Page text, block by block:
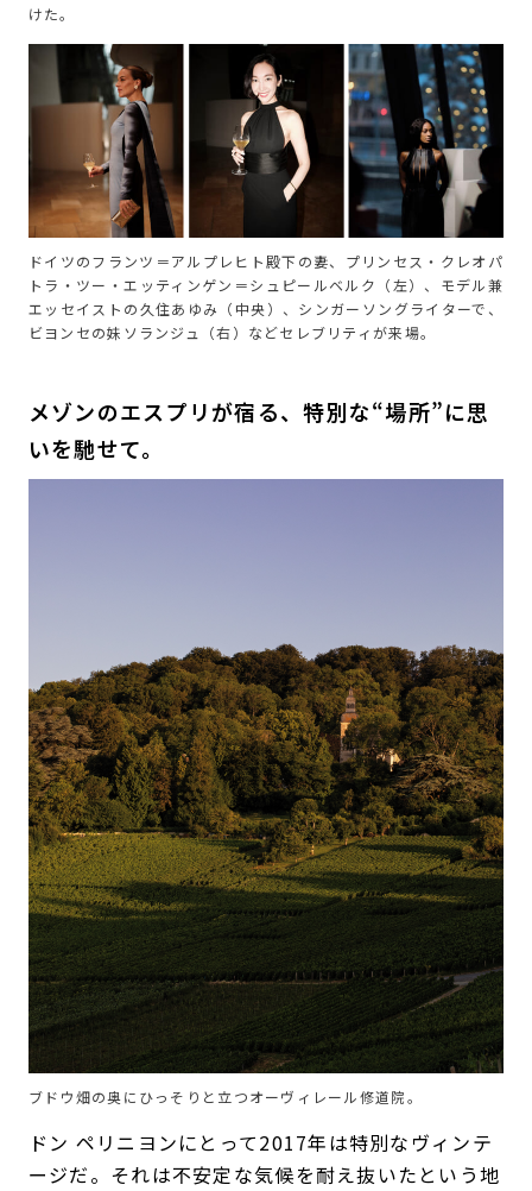
けた。
ドイツのフランツ＝アルプレヒト殿下の妻、プリンセス・クレオパ
トラ・ツー・エッティンゲン＝シュピールベルク（左）、モデル兼
エッセイストの久住あゆみ（中央）、シンガーソングライターで、
ビヨンセの妹ソランジュ（右）などセレブリティが来場。
メゾンのエスプリが宿る、特別な“場所”に思
いを馳せて。
ブドウ畑の奥にひっそりと立つオーヴィレール修道院。
ドン ペリニヨンにとって2017年は特別なヴィンテ
ージだ。それは不安定な気候を耐え抜いたという地